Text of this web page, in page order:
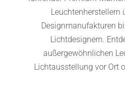
Leuchtenherstellern
Designmanufakturen
Lichtdesignern.
außergewöhnlichen
Lichtausstellung vor Ort